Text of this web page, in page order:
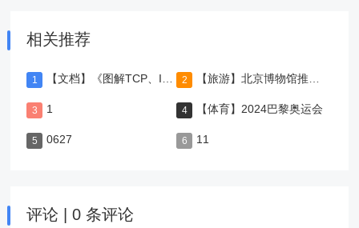
相关推荐
【文档】《图解TCP、IP》-第5版 【旅游】北京博物馆推荐，值得一去
1 【体育】2024巴黎奥运会
0627 11
评论 | 0 条评论